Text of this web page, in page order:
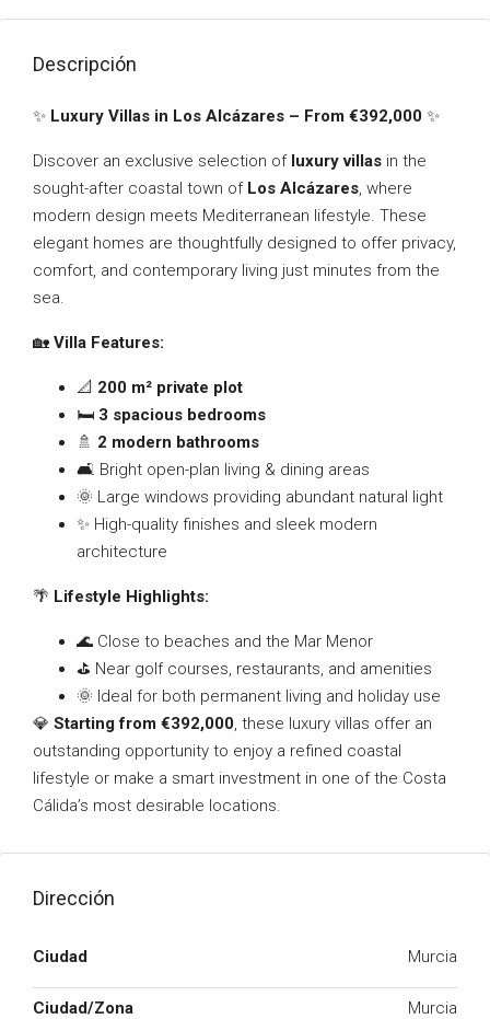
Descripción
✨ Luxury Villas in Los Alcázares – From €392,000 ✨
Discover an exclusive selection of luxury villas in the
sought-after coastal town of Los Alcázares, where
modern design meets Mediterranean lifestyle. These
elegant homes are thoughtfully designed to offer privacy,
comfort, and contemporary living just minutes from the
sea.
🏡 Villa Features:
📐 200 m² private plot
🛏️ 3 spacious bedrooms
🚿 2 modern bathrooms
🛋️ Bright open-plan living & dining areas
🌞 Large windows providing abundant natural light
✨ High-quality finishes and sleek modern
architecture
🌴 Lifestyle Highlights:
🌊 Close to beaches and the Mar Menor
⛳ Near golf courses, restaurants, and amenities
🌞 Ideal for both permanent living and holiday use
💎 Starting from €392,000, these luxury villas offer an
outstanding opportunity to enjoy a refined coastal
lifestyle or make a smart investment in one of the Costa
Cálida’s most desirable locations.
Dirección
Ciudad Murcia
Ciudad/Zona Murcia